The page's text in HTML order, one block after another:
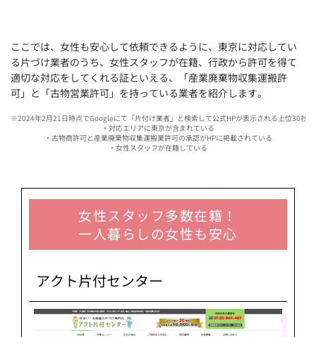
ここでは、女性も安心して依頼できるように、東京に対応してい
る片づけ業者のうち、女性スタッフが在籍、行政から許可を得て
適切な対応をしてくれる証といえる、「産業廃棄物収集運搬許
可」と「古物営業許可」を持っている業者を紹介します。
※2024年2月21日時点でGoogleにて「片付け業者」と検索して公式HPが表示される上位30社
・対応エリアに東京が含まれている
・古物商許可と産業廃棄物収集運搬業許可の承認がHPに掲載されている
・女性スタッフが在籍している
女性スタッフ多数在籍！
一人暮らしの女性も安心
アクト片付センター